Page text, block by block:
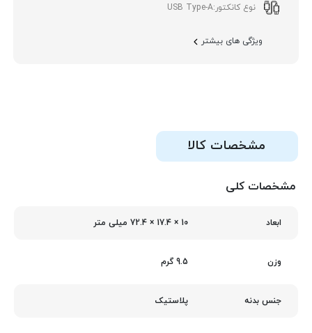
نوع کانکتور:USB Type-A
ویژگی های بیشتر
مشخصات کالا
مشخصات کلی
ابعاد 10 × 17.4 × 72.4 میلی‌ متر
وزن 9.5 گرم
جنس بدنه پلاستیک